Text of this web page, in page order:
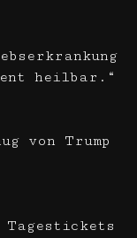
heilbar.“
von Trump